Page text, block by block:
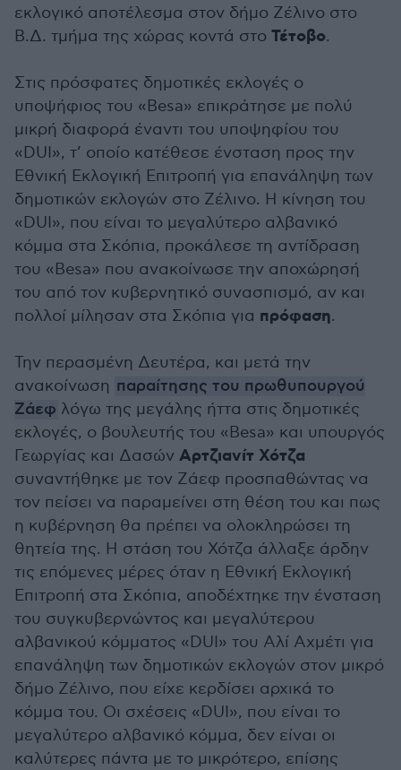
εκλογικό αποτέλεσμα στον δήμο Ζέλινο στο
Β.Δ. τμήμα της χώρας κοντά στο Τέτοβο.
Στις πρόσφατες δημοτικές εκλογές ο
υποψήφιος του «Besa» επικράτησε με πολύ
μικρή διαφορά έναντι του υποψηφίου του
«DUI», τ’ οποίο κατέθεσε ένσταση προς την
Εθνική Εκλογική Επιτροπή για επανάληψη των
δημοτικών εκλογών στο Ζέλινο. Η κίνηση του
«DUΙ», που είναι το μεγαλύτερο αλβανικό
κόμμα στα Σκόπια, προκάλεσε τη αντίδραση
του «Βesa» που ανακοίνωσε την αποχώρησή
του από τον κυβερνητικό συνασπισμό, αν και
πολλοί μίλησαν στα Σκόπια για πρόφαση.
Την περασμένη Δευτέρα, και μετά την
ανακοίνωση παραίτησης του πρωθυπουργού
Ζάεφ λόγω της μεγάλης ήττα στις δημοτικές
εκλογές, ο βουλευτής του «Besa» και υπουργός
Γεωργίας και Δασών Αρτζιανίτ Χότζα
συναντήθηκε με τον Ζάεφ προσπαθώντας να
τον πείσει να παραμείνει στη θέση του και πως
η κυβέρνηση θα πρέπει να ολοκληρώσει τη
θητεία της. Η στάση του Χότζα άλλαξε άρδην
τις επόμενες μέρες όταν η Εθνική Εκλογική
Επιτροπή στα Σκόπια, αποδέχτηκε την ένσταση
του συγκυβερνώντος και μεγαλύτερου
αλβανικού κόμματος «DUI» του Αλί Αχμέτι για
επανάληψη των δημοτικών εκλογών στον μικρό
δήμο Ζέλινο, που είχε κερδίσει αρχικά το
κόμμα του. Οι σχέσεις «DUΙ», που είναι το
μεγαλύτερο αλβανικό κόμμα, δεν είναι οι
καλύτερες πάντα με το μικρότερο, επίσης